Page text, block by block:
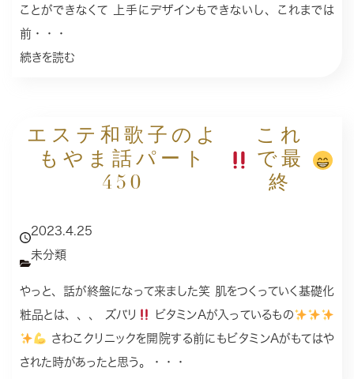
ことができなくて 上手にデザインもできないし、これまでは
前・・・
続きを読む
エステ和歌子のよ
もやま話パート
450
これ
で最
終
2023.4.25
未分類
やっと、話が終盤になって来ました笑 肌をつくっていく基礎化
粧品とは、、、 ズバリ
ビタミンAが入っているもの
さわこクリニックを開院する前にもビタミンAがもてはや
された時があったと思う。・・・